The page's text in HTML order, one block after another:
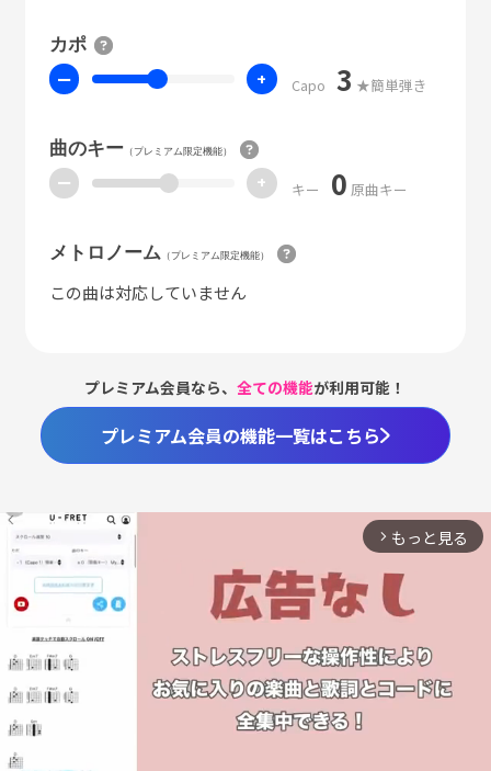
カポ
ー + Capo 3 ★簡単弾き
曲のキー（プレミアム限定機能）
ー + キー 0 原曲キー
メトロノーム （プレミアム限定機能）
この曲は対応していません
プレミアム会員なら、全ての機能が利用可能！
プレミアム会員の機能一覧はこちら
arrow_forward_ios もっと見る